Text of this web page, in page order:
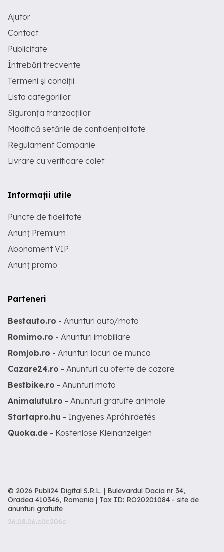
Ajutor
Contact
Publicitate
Întrebări frecvente
Termeni și condiții
Lista categoriilor
Siguranța tranzacțiilor
Modifică setările de confidențialitate
Regulament Campanie
Livrare cu verificare colet
Informații utile
Puncte de fidelitate
Anunț Premium
Abonament VIP
Anunț promo
Parteneri
Bestauto.ro - Anunturi auto/moto
Romimo.ro - Anunturi imobiliare
Romjob.ro - Anunturi locuri de munca
Cazare24.ro - Anunturi cu oferte de cazare
Bestbike.ro - Anunturi moto
Animalutul.ro - Anunturi gratuite animale
Startapro.hu - Ingyenes Apróhirdetés
Quoka.de - Kostenlose Kleinanzeigen
© 2026 Publi24 Digital S.R.L. | Bulevardul Dacia nr 34,
Oradea 410346, Romania | Tax ID: RO20201084 - site de
anunturi gratuite
26.08.06.c0c206c